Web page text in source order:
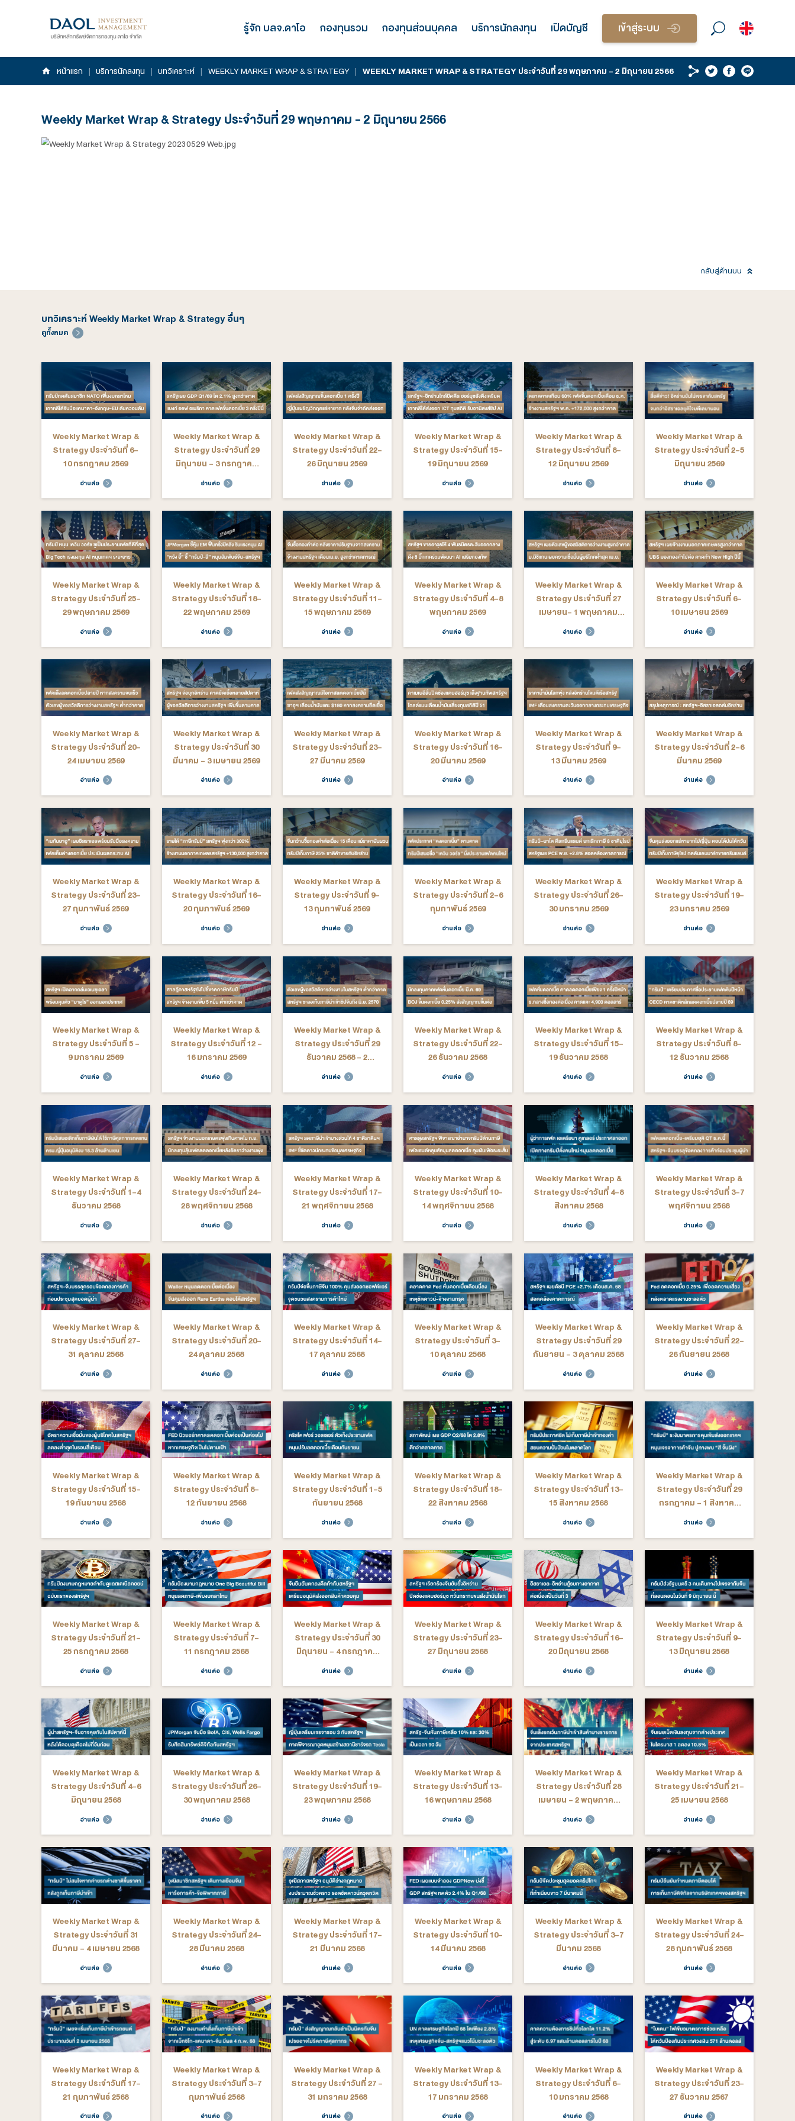
รู้จัก บลจ.ดาโอ กองทุนรวม กองทุนส่วนบุคคล บริการนักลงทุน เปิดบัญชี
หน้าแรก | บริการนักลงทุน | บทวิเคราะห์ | WEEKLY MARKET WRAP & STRATEGY | WEEKLY MARKET WRAP & STRATEGY ประจำวันที่ 29 พฤษภาคม - 2 มิ
Weekly Market Wrap & Strategy ประจำวันที่ 29 พฤษภาคม - 2 มิถุนายน 2566
บทวิเคราะห์ Weekly Market Wrap & Strategy อื่นๆ
ดูทั้งหมด
Weekly Market Wrap &
Strategy ประจำวันที่ 6-
10 กรกฎาคม 2569
อ่านต่อ
Weekly Market Wrap &
Strategy ประจำวันที่ 29
มิถุนายน - 3 กรกฎาคม
2569
อ่านต่อ
Weekly Market Wrap &
Strategy ประจำวันที่ 22-
26 มิถุนายน 2569
อ่านต่อ
Weekly Market Wrap &
Strategy ประจำวันที่ 15-
19 มิถุนายน 2569
อ่านต่อ
Weekly Market Wrap &
Strategy ประจำวันที่ 8-
12 มิถุนายน 2569
อ่านต่อ
Weekly Market Wrap &
Strategy ประจำวันที่ 25-
29 พฤษภาคม 2569
Weekly Market Wrap &
Strategy ประจำวันที่ 18-
22 พฤษภาคม 2569
Weekly Market Wrap &
Strategy ประจำวันที่ 11-
15 พฤษภาคม 2569
Weekly Market Wrap &
Strategy ประจำวันที่ 4-8
พฤษภาคม 2569
Weekly Market Wrap &
Strategy ประจำวันที่ 27
เมษายน- 1 พฤษภาคม
2569
Weekly Market Wrap &
Strategy ประจำวันที่ 20-
อ่านต่อ
Weekly Market Wrap &
Strategy ประจำวันที่ 30
อ่านต่อ
Weekly Market Wrap &
Strategy ประจำวันที่ 23-
อ่านต่อ
Weekly Market Wrap &
Strategy ประจำวันที่ 16-
อ่านต่อ
Weekly Market Wrap &
Strategy ประจำวันที่ 9-
อ่านต่อ
Weekly Market Wrap &
Strategy ประจำวันที่ 23-
27 กุมภาพันธ์ 2569
อ่านต่อ
Weekly Market Wrap &
Strategy ประจำวันที่ 16-
20 กุมภาพันธ์ 2569
อ่านต่อ
Weekly Market Wrap &
Strategy ประจำวันที่ 9-
13 กุมภาพันธ์ 2569
อ่านต่อ
Weekly Market Wrap &
Strategy ประจำวันที่ 2-6
กุมภาพันธ์ 2569
อ่านต่อ
Weekly Market Wrap &
Strategy ประจำวันที่ 26-
30 มกราคม 2569
อ่านต่อ
Weekly Market Wrap &
Strategy ประจำวันที่ 5 -
9 มกราคม 2569
อ่านต่อ
Weekly Market Wrap &
Strategy ประจำวันที่ 12 -
16 มกราคม 2569
อ่านต่อ
Weekly Market Wrap &
Strategy ประจำวันที่ 29
ธันวาคม 2568 - 2
มกราคม 2569
อ่านต่อ
Weekly Market Wrap &
Strategy ประจำวันที่ 22-
26 ธันวาคม 2568
อ่านต่อ
Weekly Market Wrap &
Strategy ประจำวันที่ 15-
19 ธันวาคม 2568
อ่านต่อ
Weekly Market Wrap &
Strategy ประจำวันที่ 1-4
ธันวาคม 2568
Weekly Market Wrap &
Strategy ประจำวันที่ 24-
28 พฤศจิกายน 2568
Weekly Market Wrap &
Strategy ประจำวันที่ 17-
21 พฤศจิกายน 2568
Weekly Market Wrap &
Strategy ประจำวันที่ 10-
14 พฤศจิกายน 2568
Weekly Market Wrap &
Strategy ประจำวันที่ 4-8
สิงหาคม 2568
Weekly Market Wrap &
Strategy ประจำวันที่ 27-
อ่านต่อ
Weekly Market Wrap &
Strategy ประจำวันที่ 20-
Weekly Market Wrap &
Strategy ประจำวันที่ 14-
อ่านต่อ
Weekly Market Wrap &
Strategy ประจำวันที่ 3-
อ่านต่อ
Weekly Market Wrap &
Strategy ประจำวันที่ 29
อ่านต่อ
Weekly Market Wrap &
Strategy ประจำวันที่ 15-
19 กันยายน 2568
อ่านต่อ
Weekly Market Wrap &
Strategy ประจำวันที่ 8-
12 กันยายน 2568
อ่านต่อ
Weekly Market Wrap &
Strategy ประจำวันที่ 1-5
กันยายน 2568
อ่านต่อ
Weekly Market Wrap &
Strategy ประจำวันที่ 18-
22 สิงหาคม 2568
อ่านต่อ
Weekly Market Wrap &
Strategy ประจำวันที่ 13-
15 สิงหาคม 2568
อ่านต่อ
Weekly Market Wrap &
Strategy ประจำวันที่ 21-
25 กรกฎาคม 2568
อ่านต่อ
Weekly Market Wrap &
Strategy ประจำวันที่ 7-
11 กรกฎาคม 2568
อ่านต่อ
Weekly Market Wrap &
Strategy ประจำวันที่ 30
มิถุนายน - 4 กรกฎาคม
2568
อ่านต่อ
Weekly Market Wrap &
Strategy ประจำวันที่ 23-
27 มิถุนายน 2568
อ่านต่อ
Weekly Market Wrap &
Strategy ประจำวันที่ 16-
20 มิถุนายน 2568
อ่านต่อ